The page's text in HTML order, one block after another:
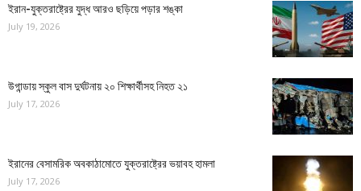
ইরান-যুক্তরাষ্ট্রের যুদ্ধ আরও ছড়িয়ে পড়ার শঙ্কা
July 19, 2026
উগান্ডায় স্কুল বাস দুর্ঘটনায় ২০ শিক্ষার্থীসহ নিহত ২১
July 17, 2026
ইরানের বেসামরিক অবকাঠামোতে যুক্তরাষ্ট্রের ভয়াবহ হামলা
July 17, 2026